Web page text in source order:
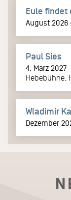
Eule findet
August 2026
Paul Sies
4. März 2027
Hebebühne,
Wladimir
Dezember